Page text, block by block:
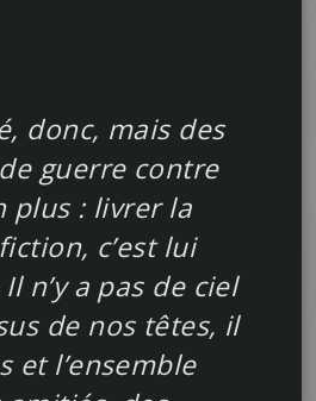
donc, mais des
guerre contre
plus : livrer la
c’est lui
n’y a pas de ciel
de nos têtes, il
et l’ensemble